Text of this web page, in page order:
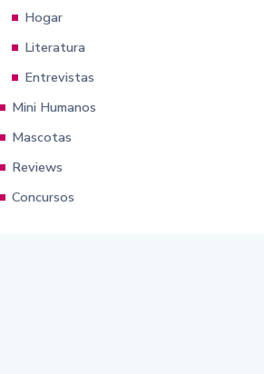
Hogar
Literatura
Entrevistas
Mini Humanos
Mascotas
Reviews
Concursos